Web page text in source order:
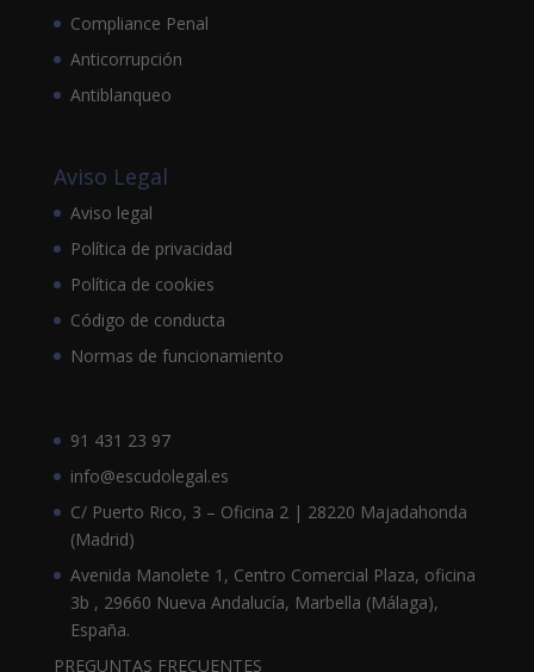
Compliance Penal
Anticorrupción
Antiblanqueo
Aviso Legal
Aviso legal
Política de privacidad
Política de cookies
Código de conducta
Normas de funcionamiento
91 431 23 97
info@escudolegal.es
C/ Puerto Rico, 3 – Oficina 2 | 28220 Majadahonda
(Madrid)
Avenida Manolete 1, Centro Comercial Plaza, oficina
3b , 29660 Nueva Andalucía, Marbella (Málaga),
España.
PREGUNTAS FRECUENTES